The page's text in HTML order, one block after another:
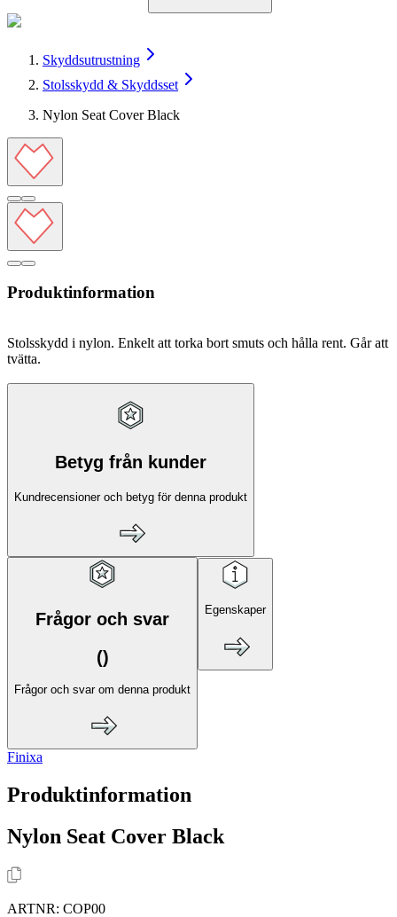
Skyddsutrustning
Stolsskydd & Skyddsset
Nylon Seat Cover Black
Produktinformation
Stolsskydd i nylon. Enkelt att torka bort smuts och hålla rent. Går att
tvätta.
Betyg från kunder
Kundrecensioner och betyg för denna produkt
Frågor och svar
()
Frågor och svar om denna produkt
Egenskaper
Finixa
Produktinformation
Nylon Seat Cover Black
ARTNR: COP00